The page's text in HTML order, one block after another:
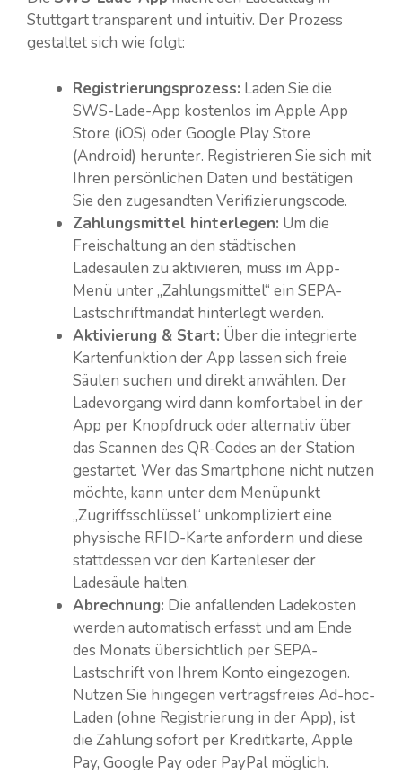
Stuttgart transparent und intuitiv. Der Prozess
gestaltet sich wie folgt:
Registrierungsprozess: Laden Sie die
SWS-Lade-App kostenlos im Apple App
Store (iOS) oder Google Play Store
(Android) herunter. Registrieren Sie sich mit
Ihren persönlichen Daten und bestätigen
Sie den zugesandten Verifizierungscode.
Zahlungsmittel hinterlegen: Um die
Freischaltung an den städtischen
Ladesäulen zu aktivieren, muss im App-
Menü unter „Zahlungsmittel“ ein SEPA-
Lastschriftmandat hinterlegt werden.
Aktivierung & Start: Über die integrierte
Kartenfunktion der App lassen sich freie
Säulen suchen und direkt anwählen. Der
Ladevorgang wird dann komfortabel in der
App per Knopfdruck oder alternativ über
das Scannen des QR-Codes an der Station
gestartet. Wer das Smartphone nicht nutzen
möchte, kann unter dem Menüpunkt
„Zugriffsschlüssel“ unkompliziert eine
physische RFID-Karte anfordern und diese
stattdessen vor den Kartenleser der
Ladesäule halten.
Abrechnung: Die anfallenden Ladekosten
werden automatisch erfasst und am Ende
des Monats übersichtlich per SEPA-
Lastschrift von Ihrem Konto eingezogen.
Nutzen Sie hingegen vertragsfreies Ad-hoc-
Laden (ohne Registrierung in der App), ist
die Zahlung sofort per Kreditkarte, Apple
Pay, Google Pay oder PayPal möglich.